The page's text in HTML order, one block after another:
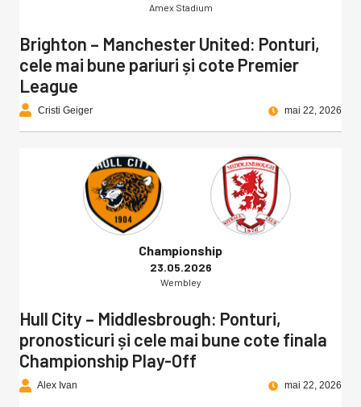
Amex Stadium
Brighton – Manchester United: Ponturi,
cele mai bune pariuri și cote Premier
League
Cristi Geiger mai 22, 2026
Championship
23.05.2026
Wembley
Hull City – Middlesbrough: Ponturi,
pronosticuri și cele mai bune cote finala
Championship Play-Off
Alex Ivan mai 22, 2026